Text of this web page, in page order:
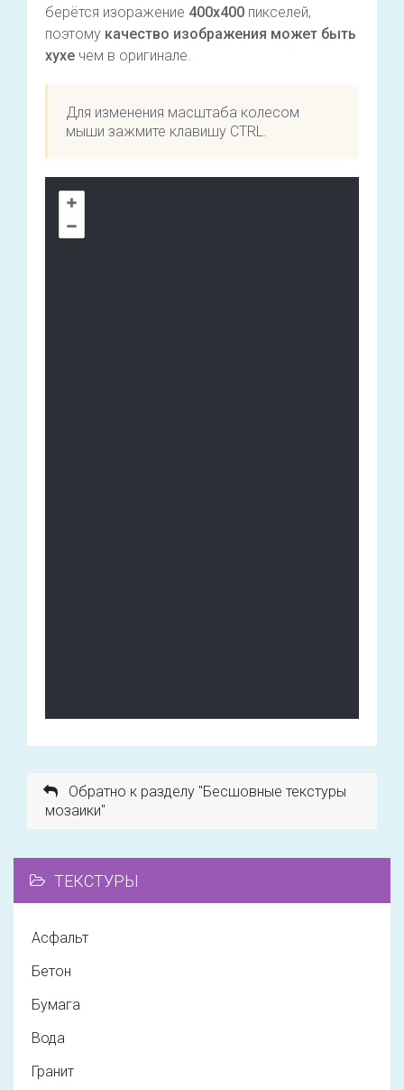
берётся изоражение 400х400 пикселей,
поэтому качество изображения может быть
хухе чем в оригинале.
Для изменения масштаба колесом
мыши зажмите клавишу CTRL.
Обратно к разделу "Бесшовные текстуры
мозаики"
ТЕКСТУРЫ
Асфальт
Бетон
Бумага
Вода
Гранит